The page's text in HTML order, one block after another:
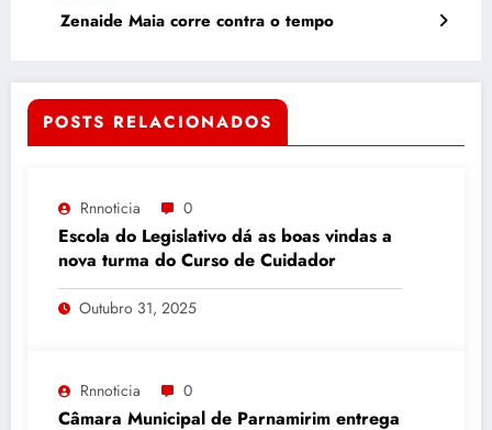
Zenaide Maia corre contra o tempo
POSTS RELACIONADOS
Rnnoticia 0
Escola do Legislativo dá as boas vindas a
nova turma do Curso de Cuidador
Outubro 31, 2025
Rnnoticia 0
Câmara Municipal de Parnamirim entrega